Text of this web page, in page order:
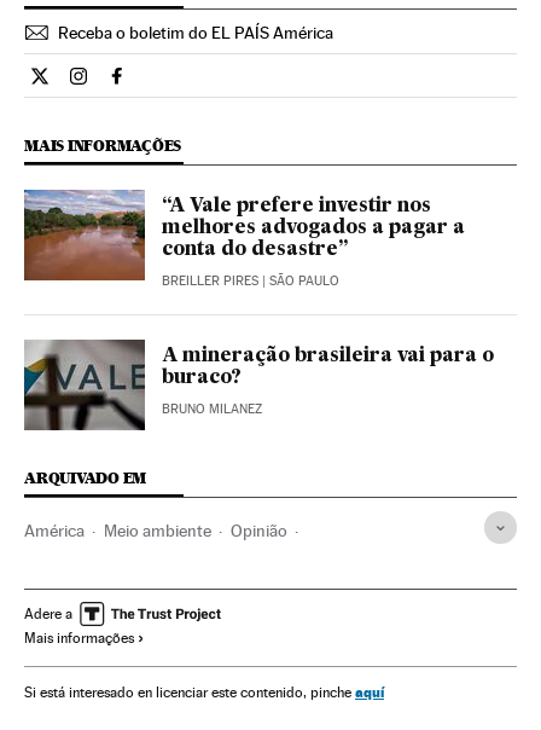
Receba o boletim do EL PAÍS América
Opiniao El País Brasil en Twitter
Opiniao El País Brasil en Instagram
Opiniao El País Brasil en Facebook
MAIS INFORMAÇÕES
“A Vale prefere investir nos
melhores advogados a pagar a
conta do desastre”
BREILLER PIRES | SÃO PAULO
A mineração brasileira vai para o
buraco?
BRUNO MILANEZ
ARQUIVADO EM
América Meio ambiente Opinião
Rejeitos industriais Brasil
América Latina
Adere a
Mais informações
Si está interesado en licenciar este contenido, pinche aquí